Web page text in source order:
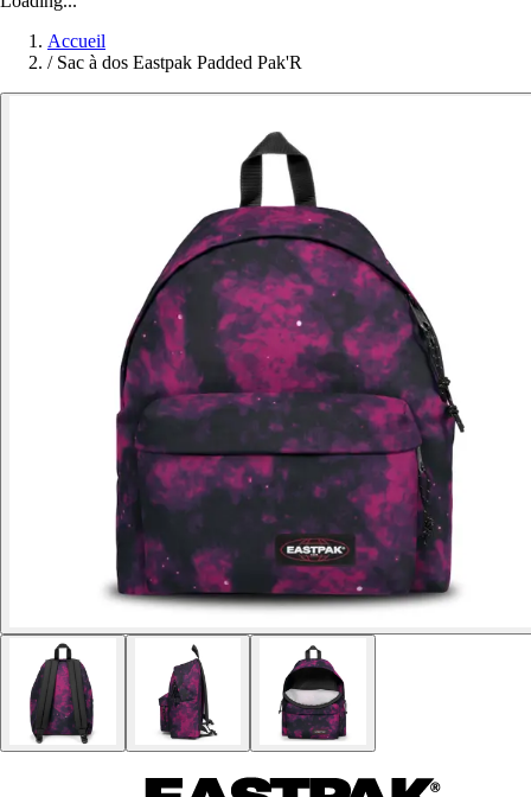
Accueil
/ Sac à dos Eastpak Padded Pak'R